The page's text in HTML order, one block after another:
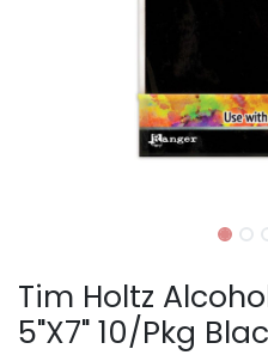
Tim Holtz
5"X7" 10/Pkg